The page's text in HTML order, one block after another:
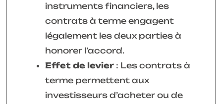
instruments financiers, les
contrats à terme engagent
légalement les deux parties à
honorer l’accord.
Effet de levier : Les contrats à
terme permettent aux
investisseurs d’acheter ou de